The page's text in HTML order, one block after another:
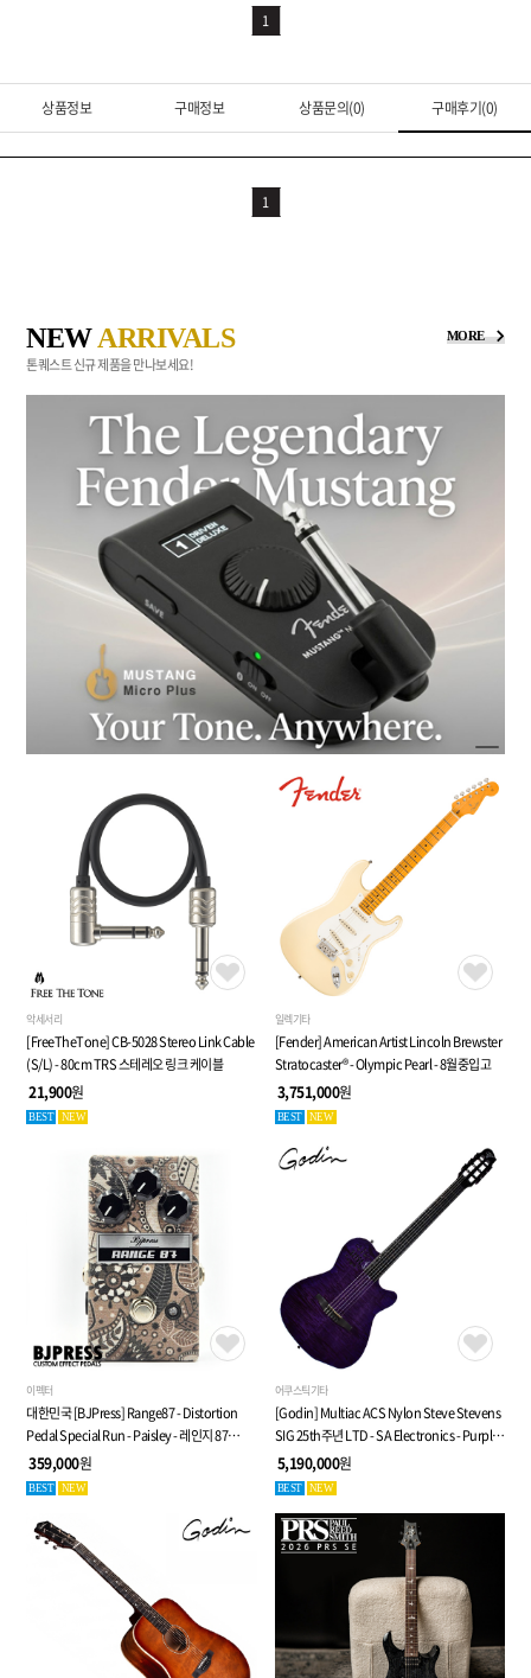
1
상품정보 구매정보 상품문의(0) 구매후기(0)
1
NEWARRIVALS MORE
톤퀘스트 신규 제품을 만나보세요!
악세서리
[FreeTheTone] CB-5028 Stereo Link Cable
(S/L) - 80cm TRS 스테레오 링크 케이블
21,900원
BEST NEW
일렉기타
[Fender] American Artist Lincoln Brewster
Stratocaster® - Olympic Pearl - 8월중입고
3,751,000원
BEST NEW
이펙터
대한민국 [BJPress] Range87 - Distortion
Pedal Special Run - Paisley - 레인지 87
디스토션 페달
359,000원
BEST NEW
어쿠스틱기타
[Godin] Multiac ACS Nylon Steve Stevens
SIG 25th주년 LTD - SA Electronics - Purple -
전자 클래식 기타 (053940)
5,190,000원
BEST NEW